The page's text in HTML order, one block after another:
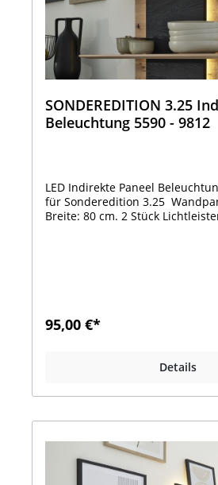
SONDEREDITION 3.25 Indirekte Paneel
Beleuchtung 5590 - 9812
LED Indirekte Paneel
für Sonderedition 3.25
Breite: 80 cm. 2 Stück
95,00 €*
Details